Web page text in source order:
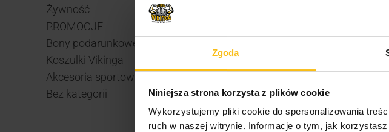
Zgoda
Niniejsza strona korzysta z plików cookie
Wykorzystujemy pliki cookie do spersonalizowania
ruch w naszej witrynie. Informacje o tym, jak
Żywność
PROMOCJE
Bony podarunkowe
Koszulki Vikinga
Akcesoria sportowe
Bez kategorii